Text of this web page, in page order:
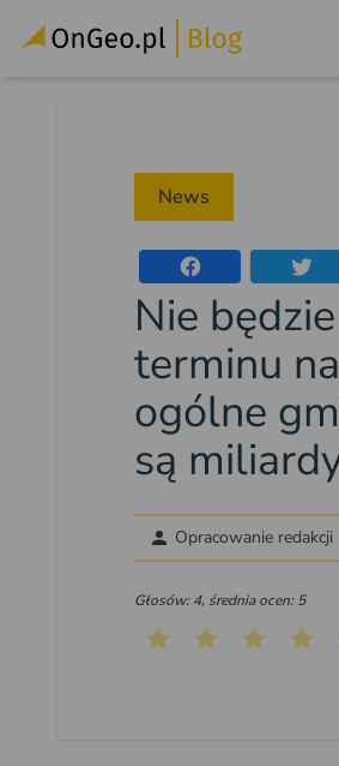
News
Nie
terminu
ogólne
są
Opracowanie redakcji
Głosów: 4, średnia ocen: 5